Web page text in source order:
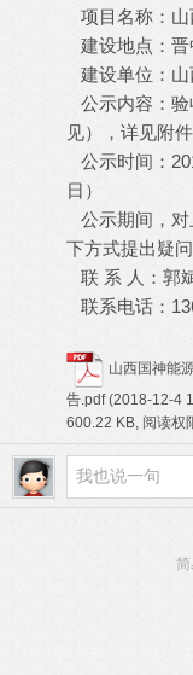
项目名称：
建设地点： 晋
建设单位：
公示内容：验
见），详见附件
公示时间：
日）
公示期间，对
下方式提出疑问
联 系 人： 郭
联系电话：
山西国神能
告.pdf (2018-12-4
600.22 KB, 阅读权
简